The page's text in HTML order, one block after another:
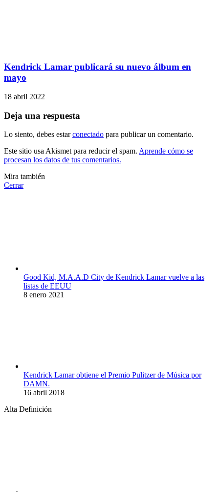
Kendrick Lamar publicará su nuevo álbum en
mayo
18 abril 2022
Deja una respuesta
Lo siento, debes estarconectado para publicar un comentario.
Este sitio usa Akismet para reducir el spam. Aprende cómo se
procesan los datos de tus comentarios.
Mira también
Cerrar
Good Kid, M.A.A.D City de Kendrick Lamar vuelve a las
listas de EEUU
8 enero 2021
Kendrick Lamar obtiene el Premio Pulitzer de Música por
DAMN.
16 abril 2018
Alta Definición